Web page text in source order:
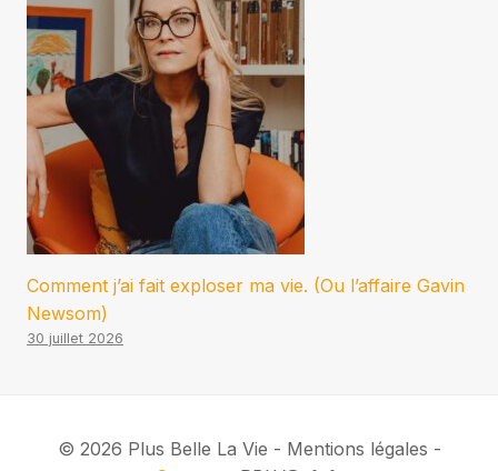
Comment j’ai fait exploser ma vie. (Ou l’affaire Gavin
Newsom)
30 juillet 2026
© 2026 Plus Belle La Vie - Mentions légales -